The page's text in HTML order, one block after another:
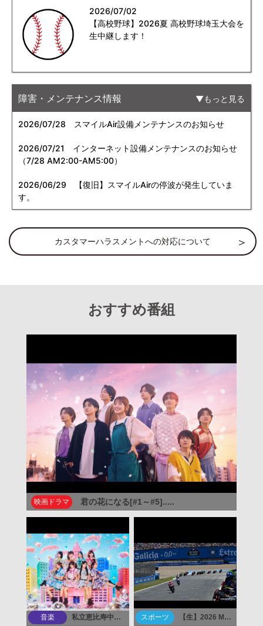
2026/07/02
【高校野球】2026夏 高校野球埼玉大会を
生中継します！
障害・メンテナンス情報 もっと見る
2026/07/28 スマイルAir設備メンテナンスのお知らせ
2026/07/21
インターネット設備メンテナンスのお知らせ
（7/28 AM2:00-AM5:00）
2026/06/29 【復旧】スマイルAirの停波が発生していま
す。
カスタマーハラスメントへの対応について
おすすめ番組